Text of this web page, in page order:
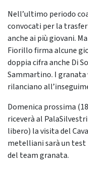
Nell’ultimo periodo
convocati per la
anche ai più giovani.
Fiorillo firma alcune
doppia cifra anche Di
Sammartino. I granata
rilanciano
Domenica prossima
riceverà al
libero) la visita del
metelliani sarà un
del team granata.